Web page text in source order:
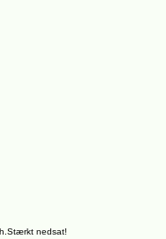
nedsat!